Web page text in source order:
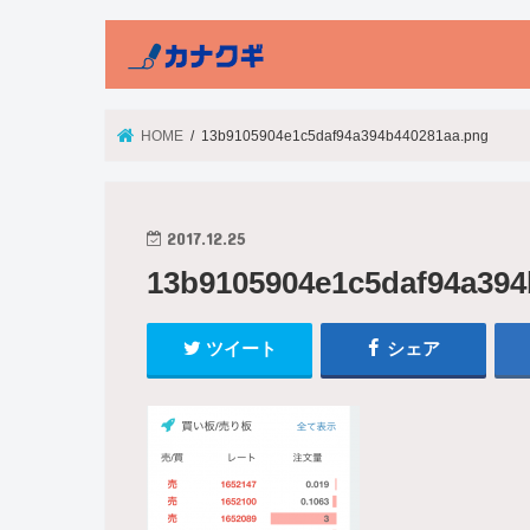
HOME 13b9105904e1c5daf94a394b440281aa.png
2017.12.25
ツイート シェア